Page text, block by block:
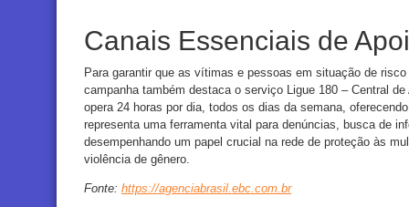
Canais Essenciais de
Para garantir que as vítimas e pessoas em situação de
campanha também destaca o serviço Ligue 180 – Central
opera 24 horas por dia, todos os dias da semana,
representa uma ferramenta vital para denúncias, busca de
desempenhando um papel crucial na rede de proteção às
violência de gênero.
Fonte: https://agenciabrasil.ebc.com.br